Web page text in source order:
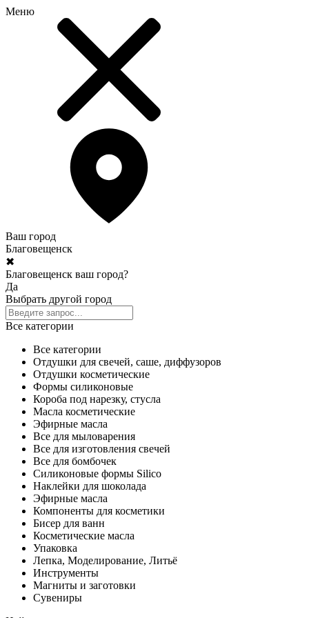
Меню
Ваш город
Благовещенск
✖
Благовещенск ваш город?
Да
Выбрать другой город
Все категории
Все категории
Отдушки для свечей, саше, диффузоров
Отдушки косметические
Формы силиконовые
Короба под нарезку, стусла
Масла косметические
Эфирные масла
Все для мыловарения
Все для изготовления свечей
Все для бомбочек
Силиконовые формы Silico
Наклейки для шоколада
Эфирные масла
Компоненты для косметики
Бисер для ванн
Косметические масла
Упаковка
Лепка, Моделирование, Литьё
Инструменты
Магниты и заготовки
Сувениры